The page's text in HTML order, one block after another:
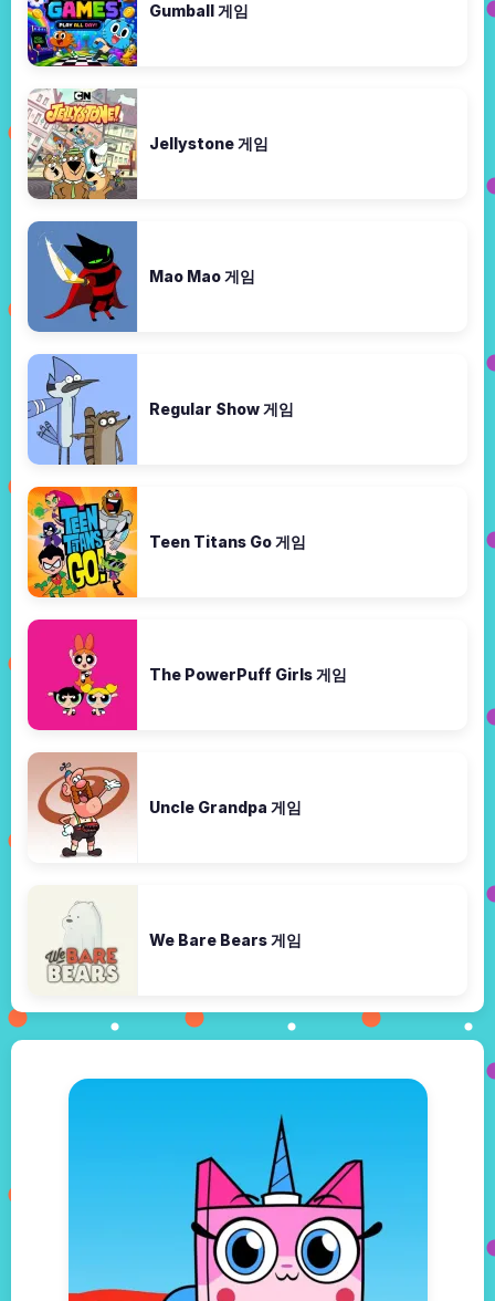
Gumball 게임
Jellystone 게임
Mao Mao 게임
Regular Show 게임
Teen Titans Go 게임
The PowerPuff Girls 게임
Uncle Grandpa 게임
We Bare Bears 게임